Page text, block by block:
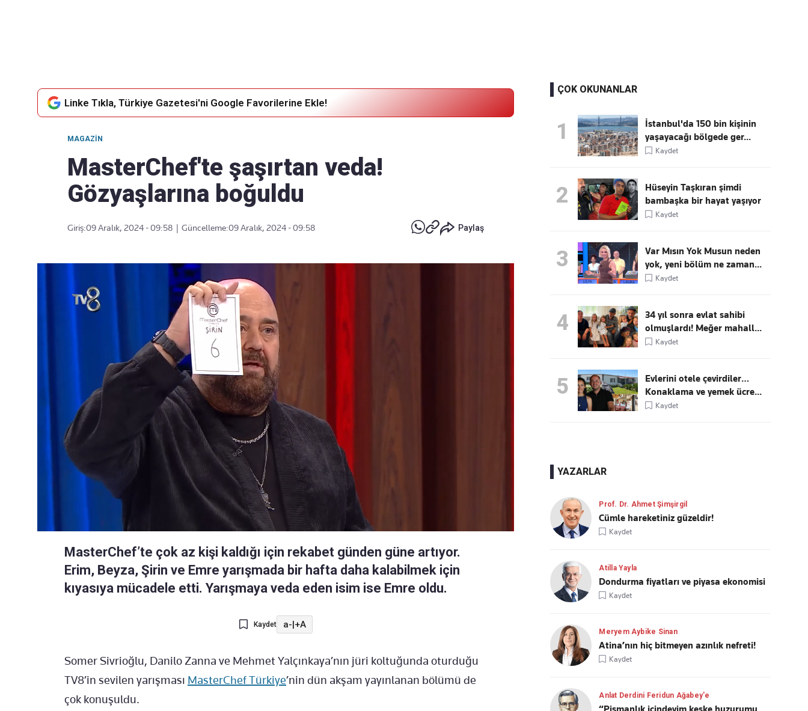
Linke Tıkla, Türkiye Gazetesi'ni Google Favorilerine Ekle!
MAGAZIN
MasterChef'te şaşırtan veda!
Gözyaşlarına boğuldu
Giriş:09 Aralık, 2024 - 09:58 Güncelleme:09 Aralık, 2024 - 09:58 Paylaş
MasterChef’te çok az kişi kaldığı için rekabet günden güne artıyor.
Erim, Beyza, Şirin ve Emre yarışmada bir hafta daha kalabilmek için
kıyasıya mücadele etti. Yarışmaya veda eden isim ise Emre oldu.
Kaydet a-|+A
Somer Sivrioğlu, Danilo Zanna ve Mehmet Yalçınkaya’nın jüri koltuğunda oturduğu
TV8’in sevilen yarışması MasterChef Türkiye’nin dün akşam yayınlanan bölümü de
çok konuşuldu.
ÇOK OKUNANLAR
1
İstanbul'da 150 bin kişinin
yaşayacağı bölgede ger...
Kaydet
2
Hüseyin Taşkıran şimdi
bambaşka bir hayat yaşıyor
Kaydet
3
Var Mısın Yok Musun neden
yok, yeni bölüm ne zaman...
Kaydet
4
34 yıl sonra evlat sahibi
olmuşlardı! Meğer mahall...
Kaydet
5
Evlerini otele çevirdiler…
Konaklama ve yemek ücre...
Kaydet
YAZARLAR
Prof. Dr. Ahmet Şimşirgil
Cümle hareketiniz güzeldir!
Kaydet
Atilla Yayla
Dondurma fiyatları ve piyasa ekonomisi
Kaydet
Meryem Aybike Sinan
Atina’nın hiç bitmeyen azınlık nefreti!
Kaydet
Anlat Derdini Feridun Ağabey'e